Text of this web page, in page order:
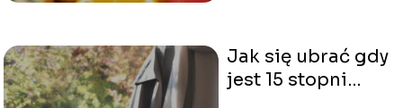
Jak się ubrać gdy
jest 15 stopni